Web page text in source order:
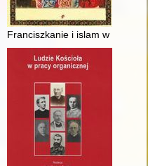
ozdobne
Franciszkanie i islam w XIII